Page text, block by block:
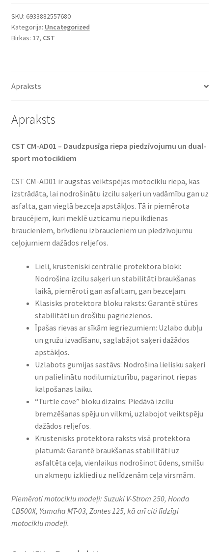
R
17
62S
SKU: 6933882557680
Kategorija: Uncategorized
Birkas: 17, CST
Apraksts
Apraksts
CST CM-AD01 – Daudzpusīga riepa piedzīvojumu un dual-
sport motocikliem​
CST CM-AD01 ir augstas veiktspējas motociklu riepa, kas
izstrādāta, lai nodrošinātu izcilu saķeri un vadāmību gan uz
asfalta, gan vieglā bezceļa apstākļos. Tā ir piemērota
braucējiem, kuri meklē uzticamu riepu ikdienas
braucieniem, brīvdienu izbraucieniem un piedzīvojumu
ceļojumiem dažādos reljefos.​
Lieli, krusteniski centrālie protektora bloki:
Nodrošina izcilu saķeri un stabilitāti braukšanas
laikā, piemēroti gan asfaltam, gan bezceļam.​
Klasisks protektora bloku raksts: Garantē stūres
stabilitāti un drošību pagriezienos.​
Īpašas rievas ar sīkām iegriezumiem: Uzlabo dubļu
un gružu izvadīšanu, saglabājot saķeri dažādos
apstākļos.​
Uzlabots gumijas sastāvs: Nodrošina lielisku saķeri
un palielinātu nodilumizturību, pagarinot riepas
kalpošanas laiku.​
“Turtle cove” bloku dizains: Piedāvā izcilu
bremzēšanas spēju un vilkmi, uzlabojot veiktspēju
dažādos reljefos.​
Krustenisks protektora raksts visā protektora
platumā: Garantē braukšanas stabilitāti uz
asfaltēta ceļa, vienlaikus nodrošinot ūdens, smilšu
un akmeņu izkliedi uz nelīdzenām ceļa virsmām.​
Piemēroti motociklu modeļi: Suzuki V-Strom 250, Honda
CB500X, Yamaha MT-03, Zontes 125, kā arī citi līdzīgi
motociklu modeļi.